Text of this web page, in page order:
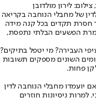
של מחבלי הנוחבה בקריאה
אירועי 7 באוקטובר חסרת תקדים בכל קנה מידה
הפשעים הבלתי נתפסת,
העבירה? מי יטפל בתיקים?
השונים מספקים תשובות
פחות.
יועמדו מחבלי הנוחבה לדין
ובשבי. למרות ניסיונות חוזרים